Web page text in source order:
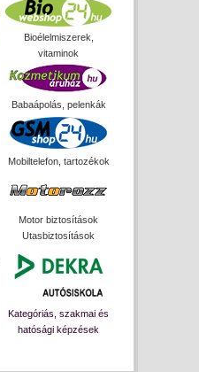
Bioélelmiszerek,
vitaminok
Babaápolás, pelenkák
Mobiltelefon, tartozékok
Motor biztosítások
Utasbiztosítások
Kategóriás, szakmai és
hatósági képzések